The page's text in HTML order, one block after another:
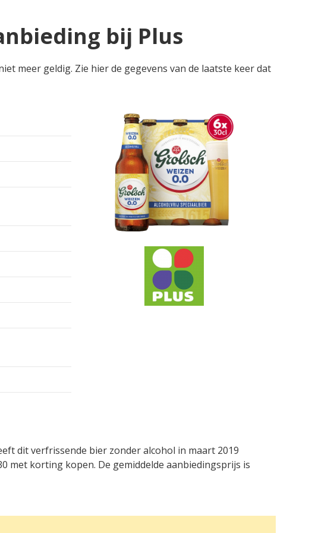
bij Plus
meer geldig. Zie hier de gegevens van de laatste keer dat
dit verfrissende bier zonder alcohol in maart 2019
met korting kopen. De gemiddelde aanbiedingsprijs is